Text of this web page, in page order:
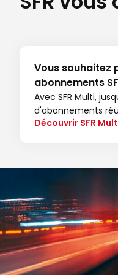
Vous souhaitez
abonnements
Avec SFR Multi,
d'abonnements
Découvrir SFR